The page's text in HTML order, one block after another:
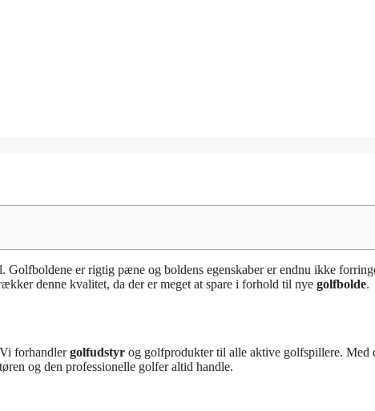
Golfboldene er rigtig pæne og boldens egenskaber er endnu ikke
denne kvalitet, da der er meget at spare i forhold til nye golfbolde.
forhandlergolfudstyr og golfprodukter til alle aktive golfspillere. Med
og den professionelle golfer altid handle.